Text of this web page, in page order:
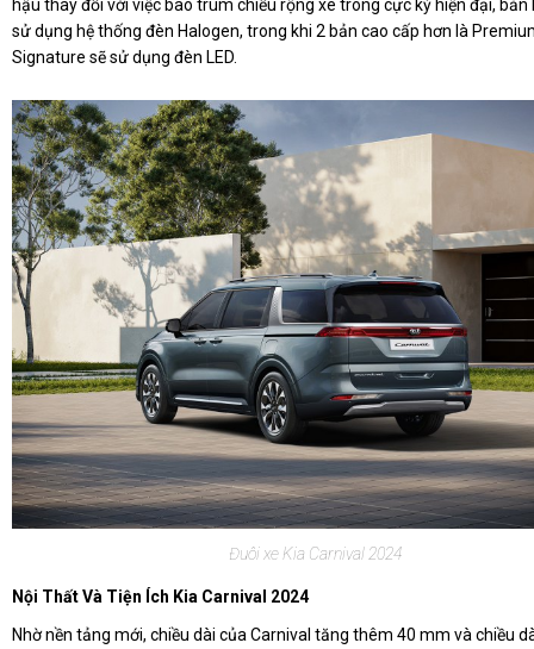
hậu thay đổi với việc bao trùm chiều rộng xe trông cực kỳ hiện đại, bản
sử dụng hệ thống đèn Halogen, trong khi 2 bản cao cấp hơn là
Signature sẽ sử dụng đèn LED.
Đuôi xe Kia Carnival 2024
Nội Thất Và Tiện Ích Kia Carnival 2024
Nhờ nền tảng mới, chiều dài của Carnival tăng thêm 40 mm và chiều